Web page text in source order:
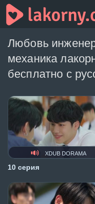
Любовь
механика
бесплатно с
XDUB DORAMA
10 серия